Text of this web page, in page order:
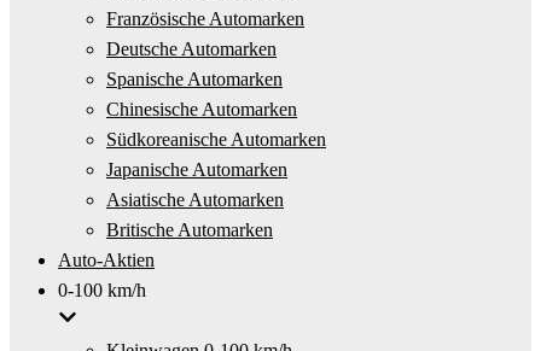
Französische Automarken
Deutsche Automarken
Spanische Automarken
Chinesische Automarken
Südkoreanische Automarken
Japanische Automarken
Asiatische Automarken
Britische Automarken
Auto-Aktien
0-100 km/h